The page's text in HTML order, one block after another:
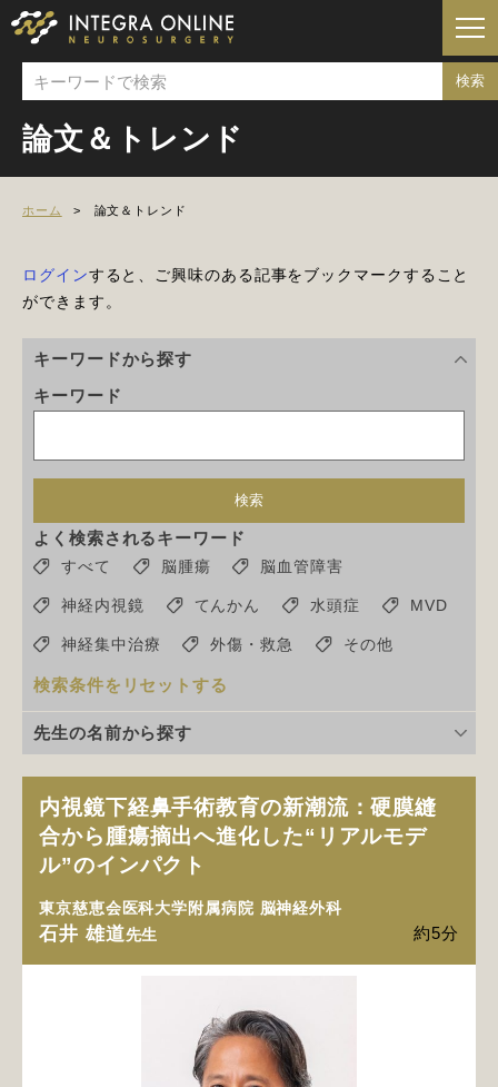
論文＆トレンド
ホーム 論文＆トレンド
ログインすると、ご興味のある記事をブックマークすること
ができます。
キーワードから探す
キーワード
検索
よく検索されるキーワード
すべて 脳腫瘍 脳血管障害
神経内視鏡 てんかん 水頭症 MVD
神経集中治療 外傷・救急 その他
検索条件をリセットする
先生の名前から探す
内視鏡下経鼻手術教育の新潮流：硬膜縫
合から腫瘍摘出へ進化した“リアルモデ
ル”のインパクト
東京慈恵会医科大学附属病院 脳神経外科
石井 雄道先生 約5分